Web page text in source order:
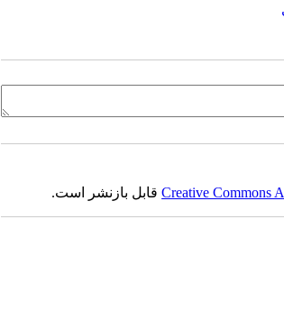
Creative Commonsقابل بازنشر است.